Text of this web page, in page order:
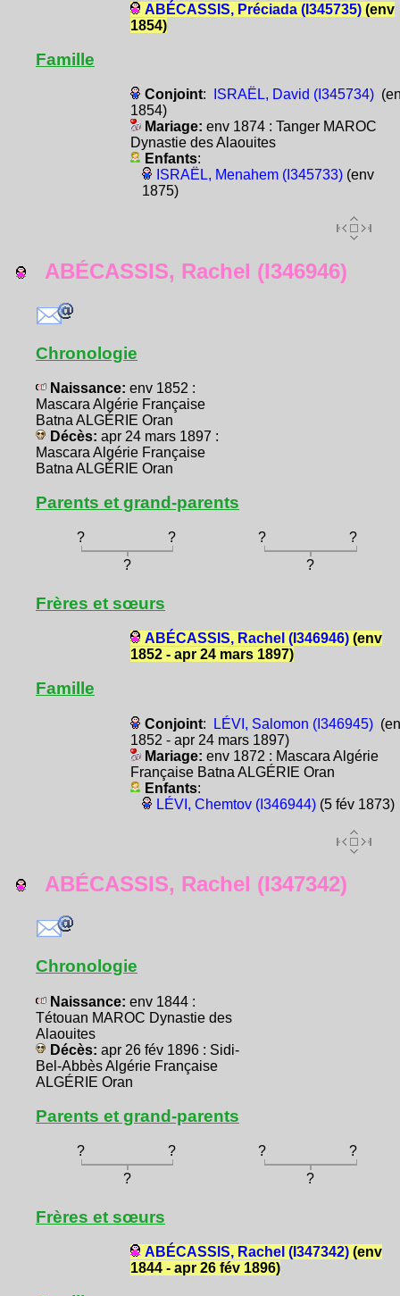
ABÉCASSIS, Préciada (I345735)(env
1854)
Famille
Conjoint: ISRAËL, David (I345734)
1854)
Mariage: env 1874 : Tanger MAROC
Dynastie des Alaouites
Enfants:
ISRAËL, Menahem (I345733)(env
1875)
ABÉCASSIS, Rachel (I346946)
Chronologie
Naissance: env 1852 :
Mascara Algérie Française
Batna ALGÉRIE Oran
Décès: apr 24 mars 1897 :
Mascara Algérie Française
Batna ALGÉRIE Oran
Parents et grand-parents
? ? ?
?
?
?
Frères et sœurs
ABÉCASSIS, Rachel (I346946)(env
1852 - apr 24 mars 1897)
Famille
Conjoint: LÉVI, Salomon (I346945)
1852 - apr 24 mars 1897)
Mariage: env 1872 : Mascara Algérie
Française Batna ALGÉRIE Oran
Enfants:
LÉVI, Chemtov (I346944)(5 fév 1873)
ABÉCASSIS, Rachel (I347342)
Chronologie
Naissance: env 1844 :
Tétouan MAROC Dynastie des
Alaouites
Décès: apr 26 fév 1896 : Sidi-
Bel-Abbès Algérie Française
ALGÉRIE Oran
Parents et grand-parents
? ? ?
?
?
?
Frères et sœurs
ABÉCASSIS, Rachel (I347342)(env
1844 - apr 26 fév 1896)